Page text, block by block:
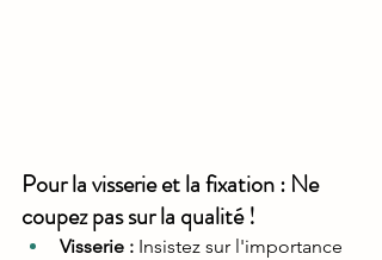
Pour la visserie et la fixation : Ne
coupez pas sur la qualité !
Visserie : Insistez sur l'importance